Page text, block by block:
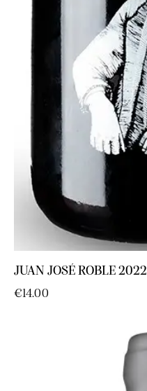
JUAN JOSÉ ROBLE 2022
€14.00